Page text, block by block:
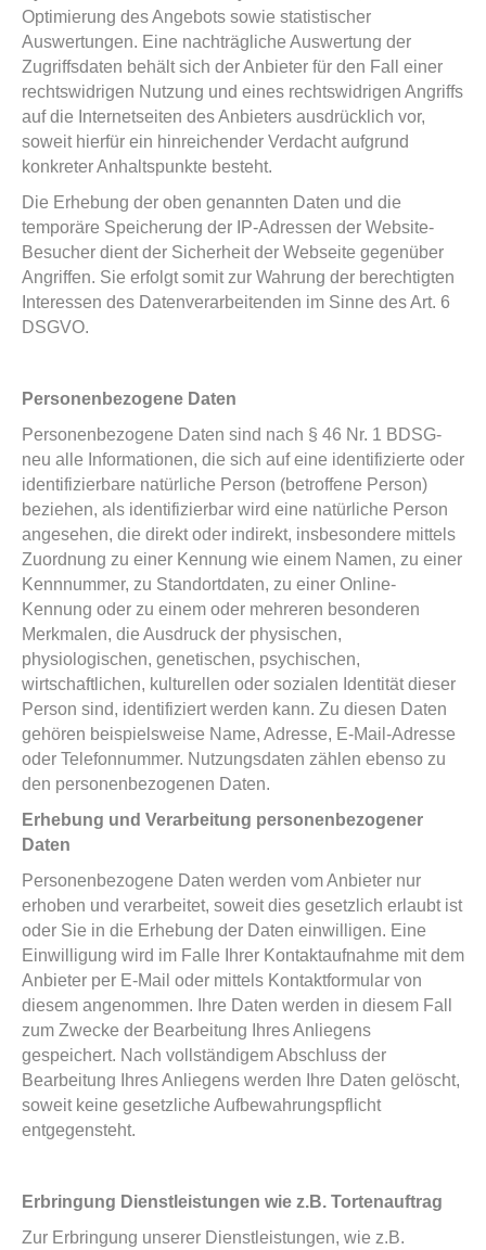
Optimierung des Angebots sowie statistischer
Auswertungen. Eine nachträgliche Auswertung der
Zugriffsdaten behält sich der Anbieter für den Fall einer
rechtswidrigen Nutzung und eines rechtswidrigen Angriffs
auf die Internetseiten des Anbieters ausdrücklich vor,
soweit hierfür ein hinreichender Verdacht aufgrund
konkreter Anhaltspunkte besteht.
Die Erhebung der oben genannten Daten und die
temporäre Speicherung der IP-Adressen der Website-
Besucher dient der Sicherheit der Webseite gegenüber
Angriffen. Sie erfolgt somit zur Wahrung der berechtigten
Interessen des Datenverarbeitenden im Sinne des Art. 6
DSGVO.
Personenbezogene Daten
Personenbezogene Daten sind nach § 46 Nr. 1 BDSG-
neu alle Informationen, die sich auf eine identifizierte oder
identifizierbare natürliche Person (betroffene Person)
beziehen, als identifizierbar wird eine natürliche Person
angesehen, die direkt oder indirekt, insbesondere mittels
Zuordnung zu einer Kennung wie einem Namen, zu einer
Kennnummer, zu Standortdaten, zu einer Online-
Kennung oder zu einem oder mehreren besonderen
Merkmalen, die Ausdruck der physischen,
physiologischen, genetischen, psychischen,
wirtschaftlichen, kulturellen oder sozialen Identität dieser
Person sind, identifiziert werden kann. Zu diesen Daten
gehören beispielsweise Name, Adresse, E-Mail-Adresse
oder Telefonnummer. Nutzungsdaten zählen ebenso zu
den personenbezogenen Daten.
Erhebung und Verarbeitung personenbezogener
Daten
Personenbezogene Daten werden vom Anbieter nur
erhoben und verarbeitet, soweit dies gesetzlich erlaubt ist
oder Sie in die Erhebung der Daten einwilligen. Eine
Einwilligung wird im Falle Ihrer Kontaktaufnahme mit dem
Anbieter per E-Mail oder mittels Kontaktformular von
diesem angenommen. Ihre Daten werden in diesem Fall
zum Zwecke der Bearbeitung Ihres Anliegens
gespeichert. Nach vollständigem Abschluss der
Bearbeitung Ihres Anliegens werden Ihre Daten gelöscht,
soweit keine gesetzliche Aufbewahrungspflicht
entgegensteht.
Erbringung Dienstleistungen wie z.B. Tortenauftrag
Zur Erbringung unserer Dienstleistungen, wie z.B.